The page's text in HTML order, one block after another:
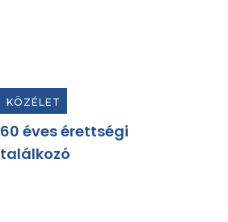
KÖZÉLET
60 éves érettségi
találkozó